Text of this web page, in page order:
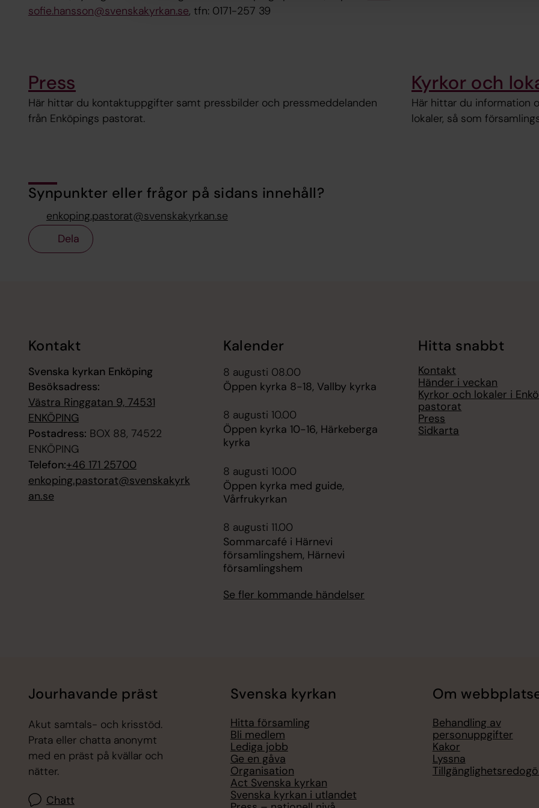
sofie.hansson@svenskakyrkan.se, tfn: 0171-257 39
Press
Här hittar du kontaktuppgifter samt pressbilder och pressmeddelanden
från Enköpings pastorat.
Kyrkor och
Här hittar du information
lokaler, så som
Synpunkter eller frågor på sidans innehåll?
enkoping.pastorat@svenskakyrkan.se
Dela
Kontakt
Svenska kyrkan Enköping
Besöksadress:
Västra Ringgatan 9, 74531
ENKÖPING
Postadress: BOX 88, 74522
ENKÖPING
Telefon:+46 171 25700
enkoping.pastorat@svenskakyrk
an.se
Kalender
8 augusti 08.00
Öppen kyrka 8-18, Vallby kyrka
8 augusti 10.00
Öppen kyrka 10-16, Härkeberga
kyrka
8 augusti 10.00
Öppen kyrka med guide,
Vårfrukyrkan
8 augusti 11.00
Sommarcafé i Härnevi
församlingshem, Härnevi
församlingshem
Se fler kommande händelser
Hitta snabbt
Kontakt
Händer i veckan
Kyrkor och lokaler i
pastorat
Press
Sidkarta
Jourhavande präst
Akut samtals- och krisstöd.
Prata eller chatta anonymt
med en präst på kvällar och
nätter.
Chatt
Svenska kyrkan
Hitta församling
Bli medlem
Lediga jobb
Ge en gåva
Organisation
Act Svenska kyrkan
Svenska kyrkan i utlandet
Om
Behandling av
personuppgifter
Kakor
Lyssna